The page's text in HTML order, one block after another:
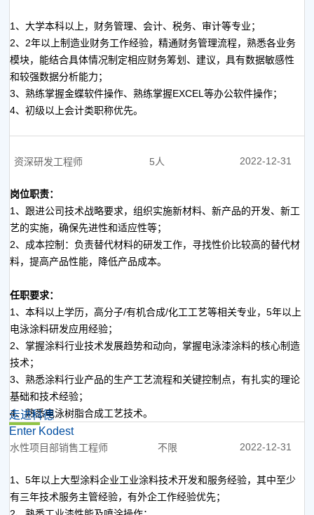
走进科德
Enter Kodest
1、大学本科以上，财务管理、会计、税务、审计等专业；
2、2年以上制造业财务工作经验，精通财务管理流程，熟悉各业务
模块，能结合具体情况制定相应财务筹划、建议，具有数据敏感性
和较强数据分析能力；
3、熟练掌握金蝶软件操作、熟练掌握EXCEL等办公软件操作；
4、初级以上会计类职称优先。
资深研发工程师 5人 2022-12-31
岗位职责：
1、跟进公司技术战略要求，组织实施新材料、新产品的开发、新工
艺的实施，确保先进性和适应性等；
2、成本控制：负责替代材料的研发工作，寻找性价比较高的替代材
料，提高产品性能，降低产品成本。
任职要求：
1、本科以上学历，高分子/有机合成/化工工艺等相关专业，5年以上
电泳涂料研发应用经验；
2、掌握涂料行业技术发展趋势和动向，掌握电泳漆涂料的核心制造
技术；
3、熟悉涂料行业产品的生产工艺流程和关键控制点，有扎实的理论
基础和技术经验；
4、熟悉电泳树脂合成工艺技术。
水性项目部销售工程师 不限 2022-12-31
1、5年以上大型涂料企业工业涂料技术开发和服务经验，其中至少
有三年技术服务主管经验，有外企工作经验优先；